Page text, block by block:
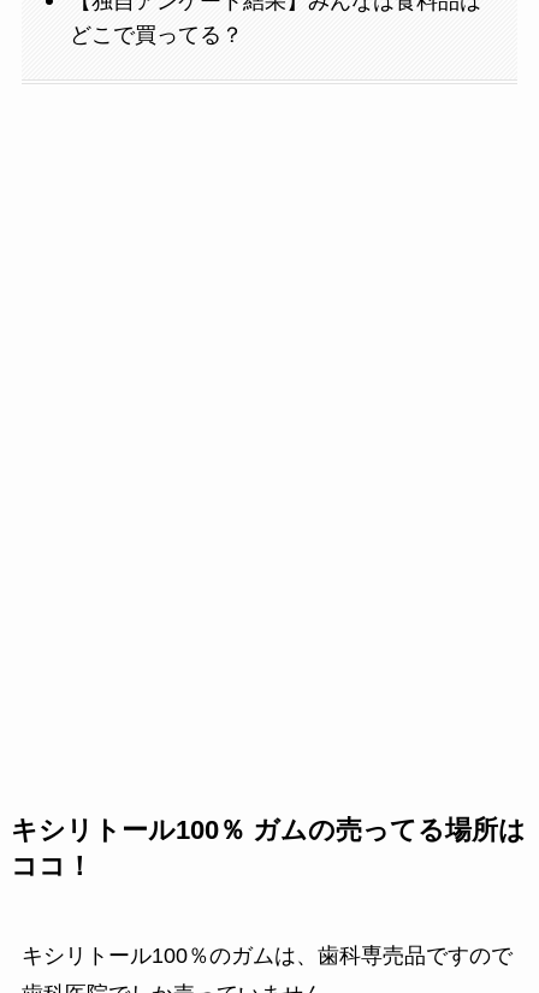
どこで買ってる？
キシリトール100％ ガムの売ってる場所は
ココ！
キシリトール100％のガムは、歯科専売品ですので